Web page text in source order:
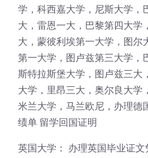
学，科西嘉大学，尼斯大学，
大，雷恩一大，巴黎第四大学
大，蒙彼利埃第一大学，图尔
第一大学，图卢兹第三大学，
斯特拉斯堡大学，图卢兹三大
大学，里昂三大，奥尔良大学
米兰大学，马兰欧尼，办理德
绩单 留学回国证明
英国大学： 办理英国毕业证